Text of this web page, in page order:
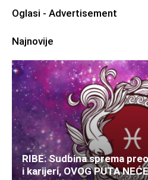
Oglasi - Advertisement
Najnovije
RIBE: Sudbina sprema
i karijeri, OVOG PUTA